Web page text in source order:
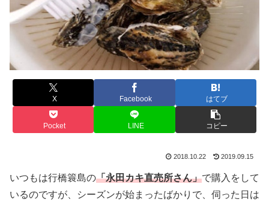
X Facebook はてブ
Pocket LINE コピー
2018.10.22 2019.09.15
いつもは行橋簑島の「永田カキ直売所さん」で購入をして
いるのですが、シーズンが始まったばかりで、伺った日は